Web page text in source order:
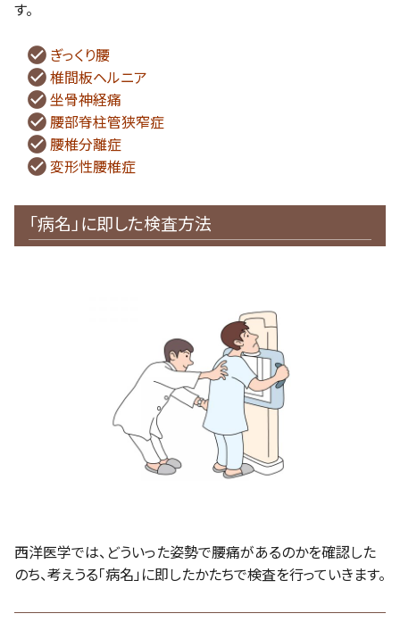
す。
ぎっくり腰
椎間板ヘルニア
坐骨神経痛
腰部脊柱管狭窄症
腰椎分離症
変形性腰椎症
「病名」に即した検査方法
西洋医学では、どういった姿勢で腰痛があるのかを確認した
のち、考えうる「病名」に即したかたちで検査を行っていきます。